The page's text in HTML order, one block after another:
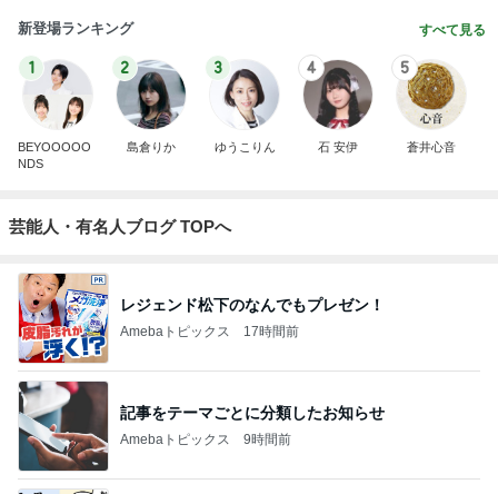
新登場ランキング すべて見る
1
BEYOOOOO
NDS
2
島倉りか
3
ゆうこりん
4
石 安伊
5
蒼井心音
芸能人・有名人ブログ TOPへ
レジェンド松下のなんでもプレゼン！
Amebaトピックス 17時間前
記事をテーマごとに分類したお知らせ
Amebaトピックス 9時間前